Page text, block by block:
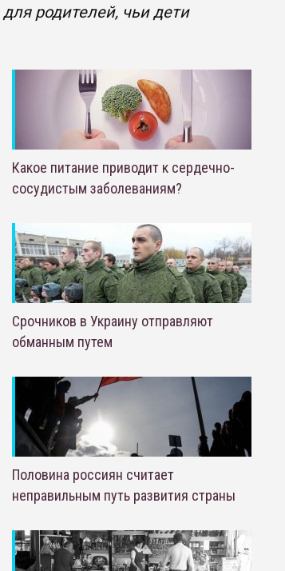
родителей, чьи дети
Какое питание приводит к сердечно-
сосудистым заболеваниям?
Срочников в Украину отправляют
обманным путем
Половина россиян считает
неправильным путь развития страны